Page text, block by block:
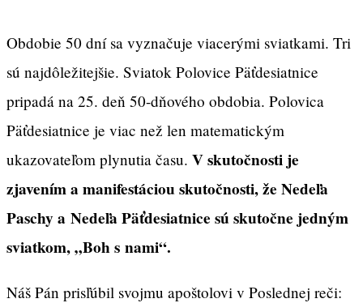
Obdobie 50 dní sa vyznačuje viacerými sviatkami. Tri
sú najdôležitejšie. Sviatok Polovice Päťdesiatnice
pripadá na 25. deň 50-dňového obdobia. Polovica
Päťdesiatnice je viac než len matematickým
ukazovateľom plynutia času. V skutočnosti je
zjavením a manifestáciou skutočnosti, že Nedeľa
Paschy a Nedeľa Päťdesiatnice sú skutočne jedným
sviatkom, „Boh s nami“.
Náš Pán prisľúbil svojmu apoštolovi v Poslednej reči: